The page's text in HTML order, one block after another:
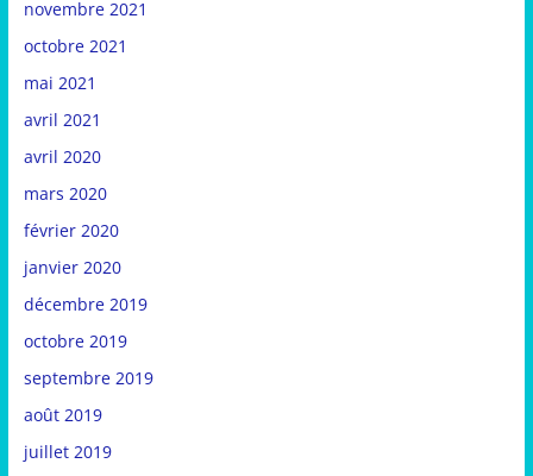
novembre 2021
octobre 2021
mai 2021
avril 2021
avril 2020
mars 2020
février 2020
janvier 2020
décembre 2019
octobre 2019
septembre 2019
août 2019
juillet 2019